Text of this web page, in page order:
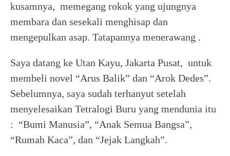
kusamnya, memegang rokok yang ujungnya
membara dan sesekali menghisap dan
mengepulkan asap. Tatapannya menerawang .
Saya datang ke Utan Kayu, Jakarta Pusat, untuk
membeli novel “Arus Balik” dan “Arok Dedes”.
Sebelumnya, saya sudah terhanyut setelah
menyelesaikan Tetralogi Buru yang mendunia itu
: “Bumi Manusia”, “Anak Semua Bangsa”,
“Rumah Kaca”, dan “Jejak Langkah”.